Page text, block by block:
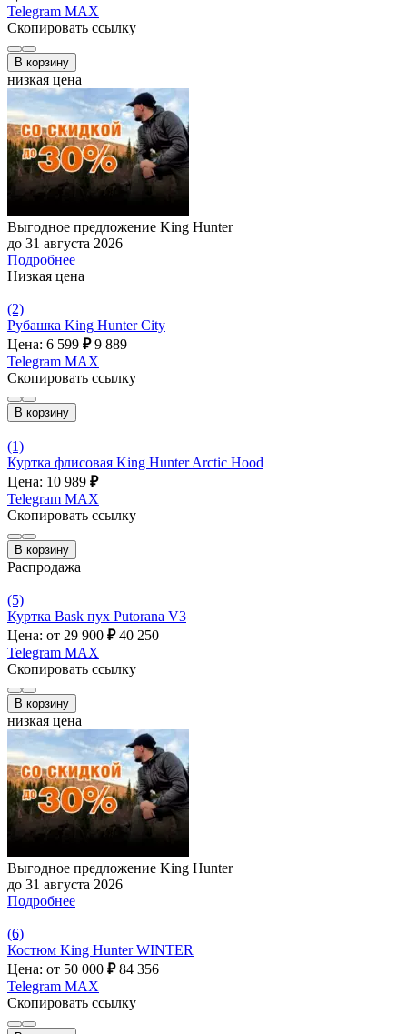
Telegram MAX
Скопировать ссылку
В корзину
низкая цена
Выгодное предложение King Hunter
до 31 августа 2026
Подробнее
Низкая цена
(2)
Рубашка King Hunter City
Цена: 6 599 ₽ 9 889
Telegram MAX
Скопировать ссылку
В корзину
(1)
Куртка флисовая King Hunter Arctic Hood
Цена: 10 989 ₽
Telegram MAX
Скопировать ссылку
В корзину
Распродажа
(5)
Куртка Bask пух Putorana V3
Цена: от 29 900 ₽ 40 250
Telegram MAX
Скопировать ссылку
В корзину
низкая цена
Выгодное предложение King Hunter
до 31 августа 2026
Подробнее
(6)
Костюм King Hunter WINTER
Цена: от 50 000 ₽ 84 356
Telegram MAX
Скопировать ссылку